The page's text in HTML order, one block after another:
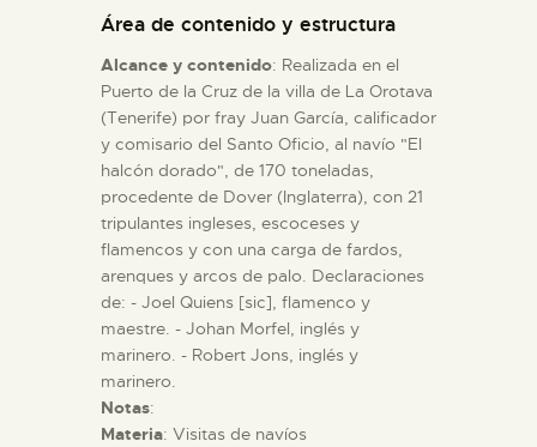
Área de contenido y estructura
Alcance y contenido: Realizada en el
Puerto de la Cruz de la villa de La Orotava
(Tenerife) por fray Juan García, calificador
y comisario del Santo Oficio, al navío "El
halcón dorado", de 170 toneladas,
procedente de Dover (Inglaterra), con 21
tripulantes ingleses, escoceses y
flamencos y con una carga de fardos,
arenques y arcos de palo. Declaraciones
de: - Joel Quiens [sic], flamenco y
maestre. - Johan Morfel, inglés y
marinero. - Robert Jons, inglés y
marinero.
Notas:
Materia: Visitas de navíos